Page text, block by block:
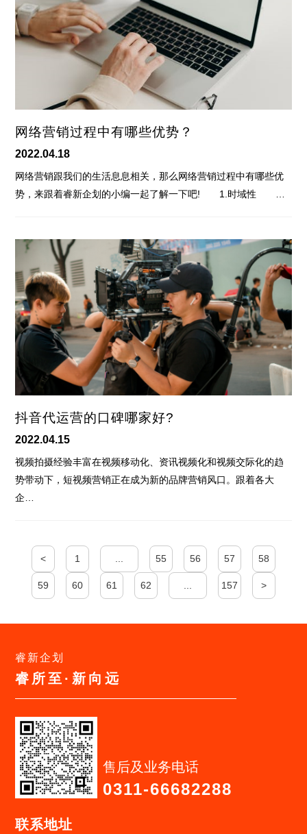
网络营销过程中有哪些优势？
2022.04.18
网络营销跟我们的生活息息相关，那么网络营销过程中有哪些优
势，来跟着睿新企划的小编一起了解一下吧! 1.时域性 …
抖音代运营的口碑哪家好?
2022.04.15
视频拍摄经验丰富在视频移动化、资讯视频化和视频交际化的趋
势带动下，短视频营销正在成为新的品牌营销风口。跟着各大
企…
< 1 ... 55 56 57 58
59 60 61 62 ... 157 >
睿新企划
睿所至·新向远
售后及业务电话
0311-66682288
联系地址